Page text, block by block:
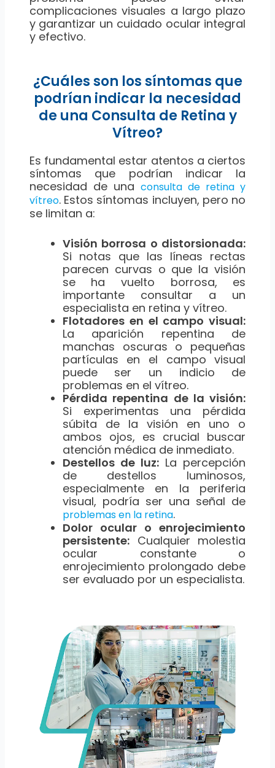
complicaciones visuales a largo plazo
y garantizar un cuidado ocular integral
y efectivo.
¿Cuáles son los síntomas que
podrían indicar la necesidad
de una Consulta de Retina y
Vítreo?
Es fundamental estar atentos a ciertos
síntomas que podrían indicar la
necesidad de una consulta de retina y
vítreo. Estos síntomas incluyen, pero no
se limitan a:
Visión borrosa o distorsionada:
Si notas que las líneas rectas
parecen curvas o que la visión
se ha vuelto borrosa, es
importante consultar a un
especialista en retina y vítreo.
Flotadores en el campo visual:
La aparición repentina de
manchas oscuras o pequeñas
partículas en el campo visual
puede ser un indicio de
problemas en el vítreo.
Pérdida repentina de la visión:
Si experimentas una pérdida
súbita de la visión en uno o
ambos ojos, es crucial buscar
atención médica de inmediato.
Destellos de luz: La percepción
de destellos luminosos,
especialmente en la periferia
visual, podría ser una señal de
problemas en la retina.
Dolor ocular o enrojecimiento
persistente:Cualquier molestia
ocular constante o
enrojecimiento prolongado debe
ser evaluado por un especialista.